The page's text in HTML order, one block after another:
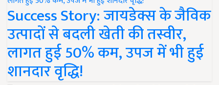
Success Story: जायडेक्स के जैविक
उत्पादों से बदली खेती की तस्वीर,
लागत हुई 50% कम, उपज में भी हुई
शानदार वृद्धि!